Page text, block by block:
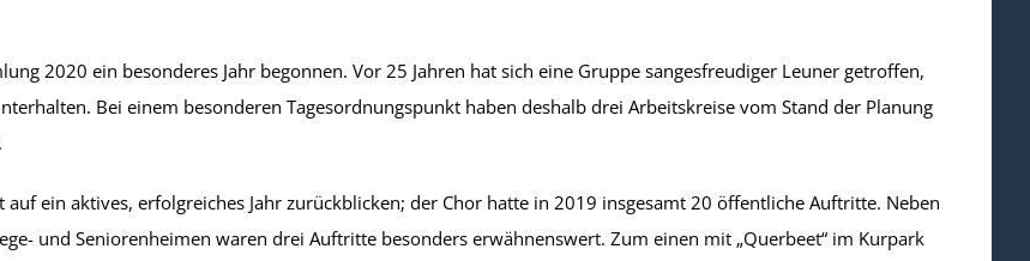
2020 ein besonderes Jahr begonnen. Vor 25 Jahren hat sich eine Gruppe sangesfreudiger Leuner getroffen,
Bei einem besonderen Tagesordnungspunkt haben deshalb drei Arbeitskreise vom Stand der Planung
ein aktives, erfolgreiches Jahr zurückblicken; der Chor hatte in 2019 insgesamt 20 öffentliche Auftritte. Neben
und Seniorenheimen waren drei Auftritte besonders erwähnenswert. Zum einen mit „Querbeet“ im Kurpark